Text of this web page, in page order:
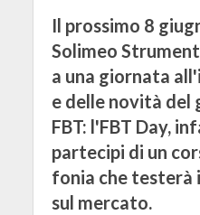
Il prossimo 8
Solimeo
a una giornata
e delle novità del
FBT: l'FBT Day,
partecipi di un
fonia che
sul mercato.